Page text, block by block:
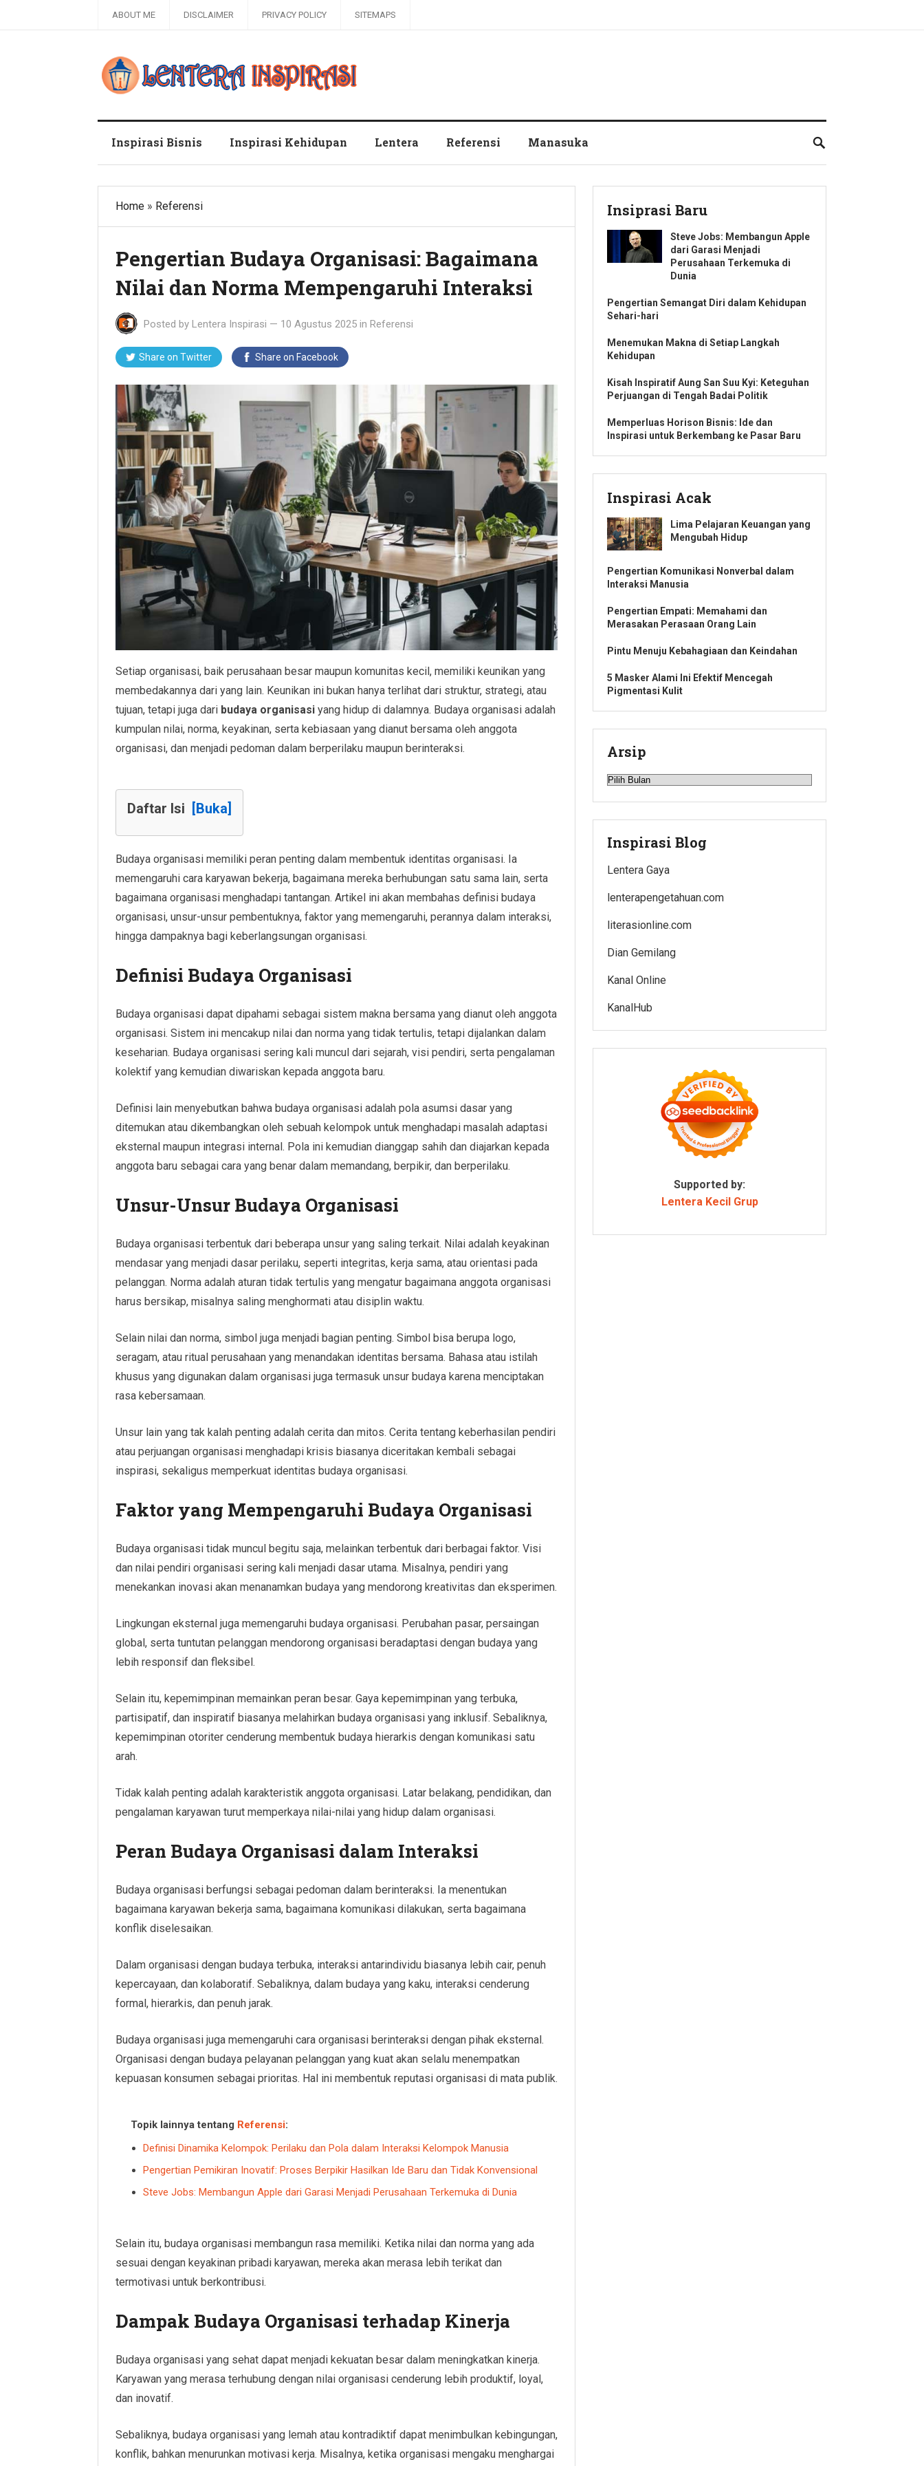
ABOUT ME DISCLAIMER PRIVACY POLICY SITEMAPS
Inspirasi Bisnis Inspirasi Kehidupan Lentera Referensi Manasuka
Home » Referensi
Pengertian Budaya Organisasi: Bagaimana
Nilai dan Norma Mempengaruhi Interaksi
Posted by Lentera Inspirasi — 10 Agustus 2025 in Referensi
Share on Twitter Share on Facebook
Setiap organisasi, baik perusahaan besar maupun komunitas kecil, memiliki keunikan yang
membedakannya dari yang lain. Keunikan ini bukan hanya terlihat dari struktur, strategi, atau
tujuan, tetapi juga dari budaya organisasi yang hidup di dalamnya. Budaya organisasi adalah
kumpulan nilai, norma, keyakinan, serta kebiasaan yang dianut bersama oleh anggota
organisasi, dan menjadi pedoman dalam berperilaku maupun berinteraksi.
Daftar Isi [Buka]
Budaya organisasi memiliki peran penting dalam membentuk identitas organisasi. Ia
memengaruhi cara karyawan bekerja, bagaimana mereka berhubungan satu sama lain, serta
bagaimana organisasi menghadapi tantangan. Artikel ini akan membahas definisi budaya
organisasi, unsur-unsur pembentuknya, faktor yang memengaruhi, perannya dalam interaksi,
hingga dampaknya bagi keberlangsungan organisasi.
Definisi Budaya Organisasi
Budaya organisasi dapat dipahami sebagai sistem makna bersama yang dianut oleh anggota
organisasi. Sistem ini mencakup nilai dan norma yang tidak tertulis, tetapi dijalankan dalam
keseharian. Budaya organisasi sering kali muncul dari sejarah, visi pendiri, serta pengalaman
kolektif yang kemudian diwariskan kepada anggota baru.
Definisi lain menyebutkan bahwa budaya organisasi adalah pola asumsi dasar yang
ditemukan atau dikembangkan oleh sebuah kelompok untuk menghadapi masalah adaptasi
eksternal maupun integrasi internal. Pola ini kemudian dianggap sahih dan diajarkan kepada
anggota baru sebagai cara yang benar dalam memandang, berpikir, dan berperilaku.
Unsur-Unsur Budaya Organisasi
Budaya organisasi terbentuk dari beberapa unsur yang saling terkait. Nilai adalah keyakinan
mendasar yang menjadi dasar perilaku, seperti integritas, kerja sama, atau orientasi pada
pelanggan. Norma adalah aturan tidak tertulis yang mengatur bagaimana anggota organisasi
harus bersikap, misalnya saling menghormati atau disiplin waktu.
Selain nilai dan norma, simbol juga menjadi bagian penting. Simbol bisa berupa logo,
seragam, atau ritual perusahaan yang menandakan identitas bersama. Bahasa atau istilah
khusus yang digunakan dalam organisasi juga termasuk unsur budaya karena menciptakan
rasa kebersamaan.
Unsur lain yang tak kalah penting adalah cerita dan mitos. Cerita tentang keberhasilan pendiri
atau perjuangan organisasi menghadapi krisis biasanya diceritakan kembali sebagai
inspirasi, sekaligus memperkuat identitas budaya organisasi.
Faktor yang Mempengaruhi Budaya Organisasi
Budaya organisasi tidak muncul begitu saja, melainkan terbentuk dari berbagai faktor. Visi
dan nilai pendiri organisasi sering kali menjadi dasar utama. Misalnya, pendiri yang
menekankan inovasi akan menanamkan budaya yang mendorong kreativitas dan eksperimen.
Lingkungan eksternal juga memengaruhi budaya organisasi. Perubahan pasar, persaingan
global, serta tuntutan pelanggan mendorong organisasi beradaptasi dengan budaya yang
lebih responsif dan fleksibel.
Selain itu, kepemimpinan memainkan peran besar. Gaya kepemimpinan yang terbuka,
partisipatif, dan inspiratif biasanya melahirkan budaya organisasi yang inklusif. Sebaliknya,
kepemimpinan otoriter cenderung membentuk budaya hierarkis dengan komunikasi satu
arah.
Tidak kalah penting adalah karakteristik anggota organisasi. Latar belakang, pendidikan, dan
pengalaman karyawan turut memperkaya nilai-nilai yang hidup dalam organisasi.
Peran Budaya Organisasi dalam Interaksi
Budaya organisasi berfungsi sebagai pedoman dalam berinteraksi. Ia menentukan
bagaimana karyawan bekerja sama, bagaimana komunikasi dilakukan, serta bagaimana
konflik diselesaikan.
Dalam organisasi dengan budaya terbuka, interaksi antarindividu biasanya lebih cair, penuh
kepercayaan, dan kolaboratif. Sebaliknya, dalam budaya yang kaku, interaksi cenderung
formal, hierarkis, dan penuh jarak.
Budaya organisasi juga memengaruhi cara organisasi berinteraksi dengan pihak eksternal.
Organisasi dengan budaya pelayanan pelanggan yang kuat akan selalu menempatkan
kepuasan konsumen sebagai prioritas. Hal ini membentuk reputasi organisasi di mata publik.
Topik lainnya tentang Referensi:
Definisi Dinamika Kelompok: Perilaku dan Pola dalam Interaksi Kelompok Manusia
Pengertian Pemikiran Inovatif: Proses Berpikir Hasilkan Ide Baru dan Tidak Konvensional
Steve Jobs: Membangun Apple dari Garasi Menjadi Perusahaan Terkemuka di Dunia
Selain itu, budaya organisasi membangun rasa memiliki. Ketika nilai dan norma yang ada
sesuai dengan keyakinan pribadi karyawan, mereka akan merasa lebih terikat dan
termotivasi untuk berkontribusi.
Dampak Budaya Organisasi terhadap Kinerja
Budaya organisasi yang sehat dapat menjadi kekuatan besar dalam meningkatkan kinerja.
Karyawan yang merasa terhubung dengan nilai organisasi cenderung lebih produktif, loyal,
dan inovatif.
Sebaliknya, budaya organisasi yang lemah atau kontradiktif dapat menimbulkan kebingungan,
konflik, bahkan menurunkan motivasi kerja. Misalnya, ketika organisasi mengaku menghargai
Insiprasi Baru
Steve Jobs: Membangun Apple
dari Garasi Menjadi
Perusahaan Terkemuka di
Dunia
Pengertian Semangat Diri dalam Kehidupan
Sehari-hari
Menemukan Makna di Setiap Langkah
Kehidupan
Kisah Inspiratif Aung San Suu Kyi: Keteguhan
Perjuangan di Tengah Badai Politik
Memperluas Horison Bisnis: Ide dan
Inspirasi untuk Berkembang ke Pasar Baru
Inspirasi Acak
Lima Pelajaran Keuangan yang
Mengubah Hidup
Pengertian Komunikasi Nonverbal dalam
Interaksi Manusia
Pengertian Empati: Memahami dan
Merasakan Perasaan Orang Lain
Pintu Menuju Kebahagiaan dan Keindahan
5 Masker Alami Ini Efektif Mencegah
Pigmentasi Kulit
Arsip
Arsip
Inspirasi Blog
Lentera Gaya
lenterapengetahuan.com
literasionline.com
Dian Gemilang
Kanal Online
KanalHub
Supported by:
Lentera Kecil Grup